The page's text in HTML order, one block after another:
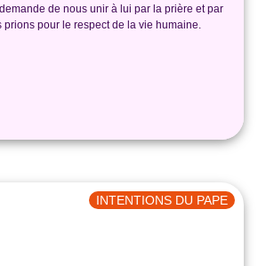
de nous unir à lui par la prière et par
prions pour le respect de la vie humaine.
INTENTIONS DU PAPE